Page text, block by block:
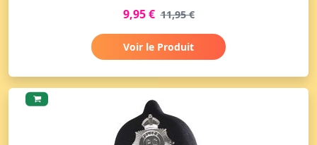
9,95 € 11,95 €
Voir le Produit